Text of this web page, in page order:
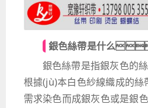
銀色絲帶是什么
銀色絲帶是指銀灰色
根據(jù)本白色紗線織成的
需求染色而成銀灰色或是